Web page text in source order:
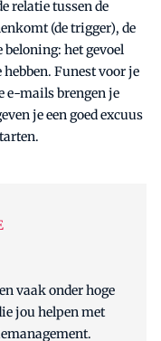
relatie tussen de
(de trigger), de
beloning: het gevoel
Funest voor je
e-mails brengen je
je een goed excuus
vaak onder hoge
jou helpen met